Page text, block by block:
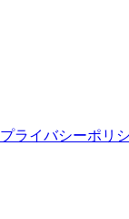
プライバシーポリ